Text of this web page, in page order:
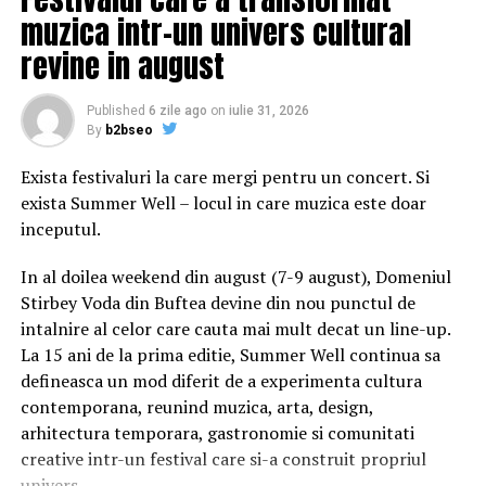
traficului Åi consumului ilicit de droguri
2. PROIECT DE LEGE pentru modificarea Åi completarea
Legii nr. 272/2004 privind protecÈia Åi promovarea
drepturilor copilului
3. PROIECT DE LEGE privind acceptarea
amendamentului la Protocolul de la Montreal privind
substanÈele care depreciazÄ stratul de ozon, adoptat la
Kigali, Ã®n cadrul celei de-a XXVIII-a reuniuni a
PÄrÈilor, Ã®n data de 15 octombrie 2016
CiteÈte Èi: Liviu Dragnea s-a retras Ã®n carapace!
InformaÈii din camera de la Rahova
II. ORDONANÈE DE URGENÈÄ
1. ORDONANÈÄ DE URGENÈÄ privind stabilirea unor
mÄsuri Ã®n vederea implementÄrii activitÄÈilor de
muzica intr-un univers cultural
revine in august
Published 6 zile ago on iulie 31, 2026
By b2bseo
Exista festivaluri la care mergi pentru un concert. Si
exista Summer Well – locul in care muzica este doar
inceputul.
In al doilea weekend din august (7-9 august), Domeniul
Stirbey Voda din Buftea devine din nou punctul de
intalnire al celor care cauta mai mult decat un line-up.
La 15 ani de la prima editie, Summer Well continua sa
defineasca un mod diferit de a experimenta cultura
contemporana, reunind muzica, arta, design,
arhitectura temporara, gastronomie si comunitati
creative intr-un festival care si-a construit propriul